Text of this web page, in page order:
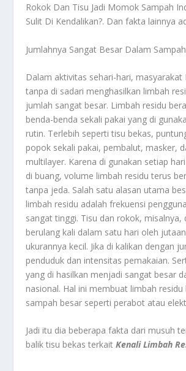
Rokok Dan Tisu Jadi Momok Sampah
Sulit Di Kendalikan?. Dan fakta lainnya
Jumlahnya Sangat Besar Dalam
Dalam aktivitas sehari-hari, masyarakat
tanpa di sadari menghasilkan limbah
jumlah sangat besar. Limbah residu
benda-benda sekali pakai yang di
rutin. Terlebih seperti tisu bekas,
popok sekali pakai, pembalut, masker,
multilayer. Karena di gunakan setiap
di buang, volume limbah residu terus
tanpa jeda. Salah satu alasan utama
limbah residu adalah frekuensi
sangat tinggi. Tisu dan rokok, misalnya,
berulang kali dalam satu hari oleh
ukurannya kecil. Jika di kalikan dengan
penduduk dan intensitas pemakaian.
yang di hasilkan menjadi sangat besar
nasional. Hal ini membuat limbah residu
sampah besar seperti perabot atau
Jadi itu dia beberapa fakta dari musuh
balik tisu bekas terkaitKenali Limbah